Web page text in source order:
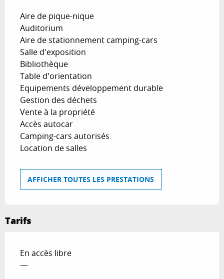
Aire de pique-nique
Auditorium
Aire de stationnement camping-cars
Salle d'exposition
Bibliothèque
Table d'orientation
Equipements développement durable
Gestion des déchets
Vente à la propriété
Accès autocar
Camping-cars autorisés
Location de salles
AFFICHER TOUTES LES PRESTATIONS
Tarifs
En accès libre
—